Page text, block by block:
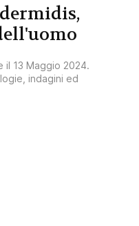
il 13 Maggio 2024.
indagini ed